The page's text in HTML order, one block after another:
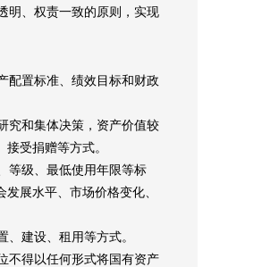
明、权责一致的原则，实现
配置标准、绩效目标和财政
究和集体决策，资产价值较
受捐赠等方式。
等级、最低使用年限等标
展水平、市场价格变化、
建设、租用等方式。
不得以任何形式将国有资产